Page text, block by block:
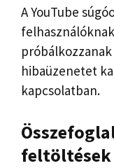
A YouTube
hibaüzenetet
kapcsolatban.
feltöltések